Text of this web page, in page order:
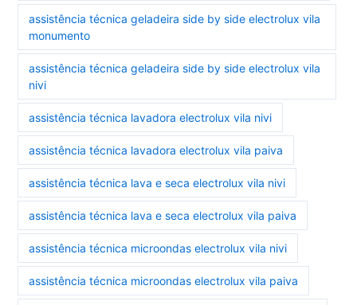
assistência técnica geladeira side by side electrolux vila
monumento
assistência técnica geladeira side by side electrolux vila
nivi
assistência técnica lavadora electrolux vila nivi
assistência técnica lavadora electrolux vila paiva
assistência técnica lava e seca electrolux vila nivi
assistência técnica lava e seca electrolux vila paiva
assistência técnica microondas electrolux vila nivi
assistência técnica microondas electrolux vila paiva